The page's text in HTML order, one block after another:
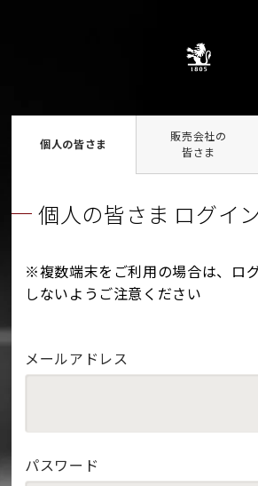
個人の皆さま
販売会社の
皆さま
個人の皆さま ログイン
※複数端末をご利用の場合は、ロ
しないようご注意ください
メールアドレス
パスワード